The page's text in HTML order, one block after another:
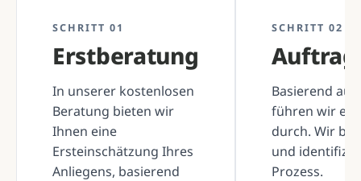
SCHRITT 01
Erstberatung
In unserer kostenlosen
Beratung bieten wir
Ihnen eine
Ersteinschätzung Ihres
Anliegens, basierend
SCHRITT 02
Basierend
führen wir
durch. Wir
und
Prozess.